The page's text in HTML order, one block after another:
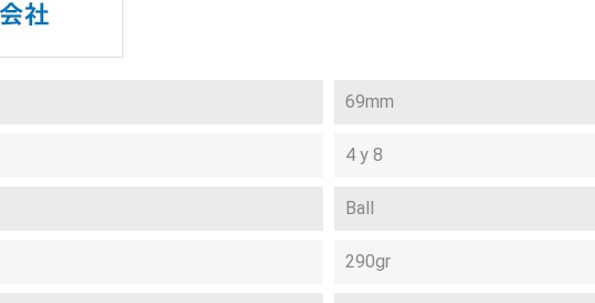
69mm
4 y 8
Ball
290gr